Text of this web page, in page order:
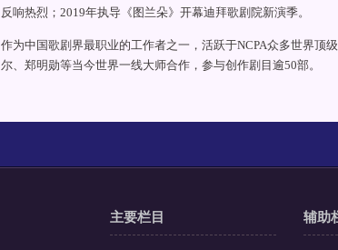
反响热烈；2019年执导《图兰朵》开幕迪拜歌剧院新演季。
作为中国歌剧界最职业的工作者之一，活跃于NCPA众多世界顶
尔、郑明勋等当今世界一线大师合作，参与创作剧目逾50部。
主要栏目 辅助